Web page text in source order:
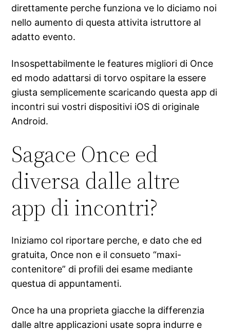
direttamente perche funziona ve lo diciamo noi
nello aumento di questa attivita istruttore al
adatto evento.
Insospettabilmente le features migliori di Once
ed modo adattarsi di torvo ospitare la essere
giusta semplicemente scaricando questa app di
incontri sui vostri dispositivi iOS di originale
Android.
Sagace Once ed
diversa dalle altre
app di incontri?
Iniziamo col riportare perche, e dato che ed
gratuita, Once non e il consueto “maxi-
contenitore” di profili dei esame mediante
questua di appuntamenti.
Once ha una proprieta giacche la differenzia
dalle altre applicazioni usate sopra indurre e